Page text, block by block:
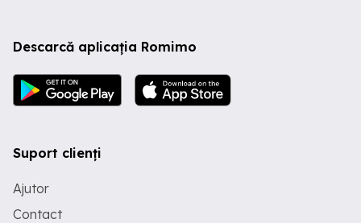
Descarcă aplicația Romimo
Suport clienți
Ajutor
Contact